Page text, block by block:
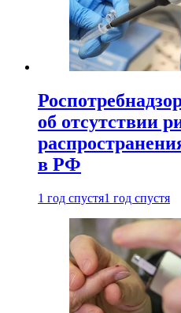
об отсутствии
в РФ
1 год спустя1 год спустя